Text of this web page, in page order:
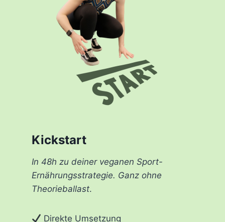
Kickstart
In 48h zu deiner veganen Sport-
Ernährungsstrategie. Ganz ohne
Theorieballast.
Direkte Umsetzung